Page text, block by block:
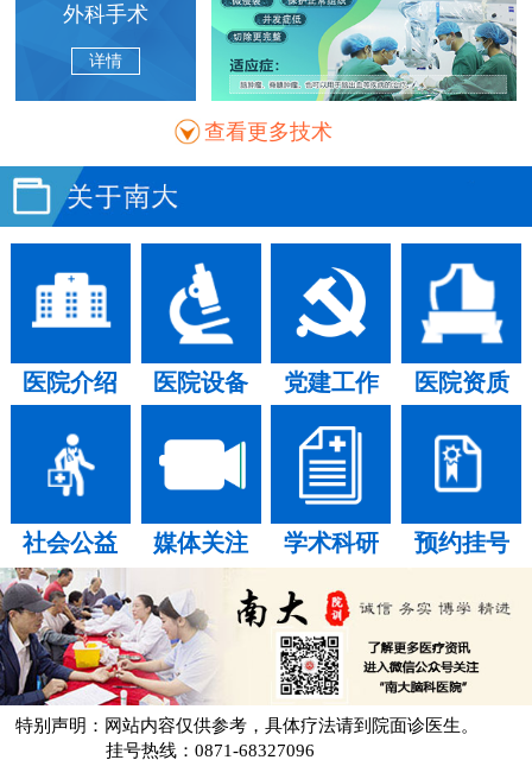
外科手术
详情
查看更多技术
医院介绍 医院设备 党建工作 医院资质
社会公益 媒体关注 学术科研 预约挂号
特别声明：网站内容仅供参考，具体疗法请到院面诊医生。
挂号热线：0871-68327096